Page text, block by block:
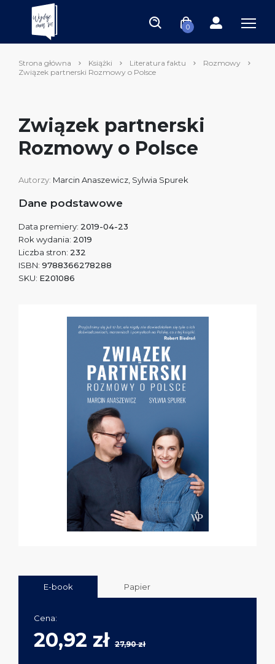
0
Strona główna Książki Literatura faktu
Rozmowy
Związek partnerski Rozmowy o Polsce
Związek partnerski
Rozmowy o Polsce
Autorzy: Marcin Anaszewicz Sylwia Spurek
Dane podstawowe
Data premiery: 2019-04-23
Rok wydania: 2019
Liczba stron: 232
ISBN: 9788366278288
SKU: E201086
E-book Papier
Cena:
20,92 zł 27,90 zł